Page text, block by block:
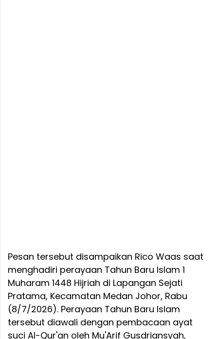
Pesan tersebut disampaikan Rico Waas saat
menghadiri perayaan Tahun Baru Islam 1
Muharam 1448 Hijriah di Lapangan Sejati
Pratama, Kecamatan Medan Johor, Rabu
(8/7/2026). Perayaan Tahun Baru Islam
tersebut diawali dengan pembacaan ayat
suci Al-Qur'an oleh Mu'Arif Gusdriansyah,